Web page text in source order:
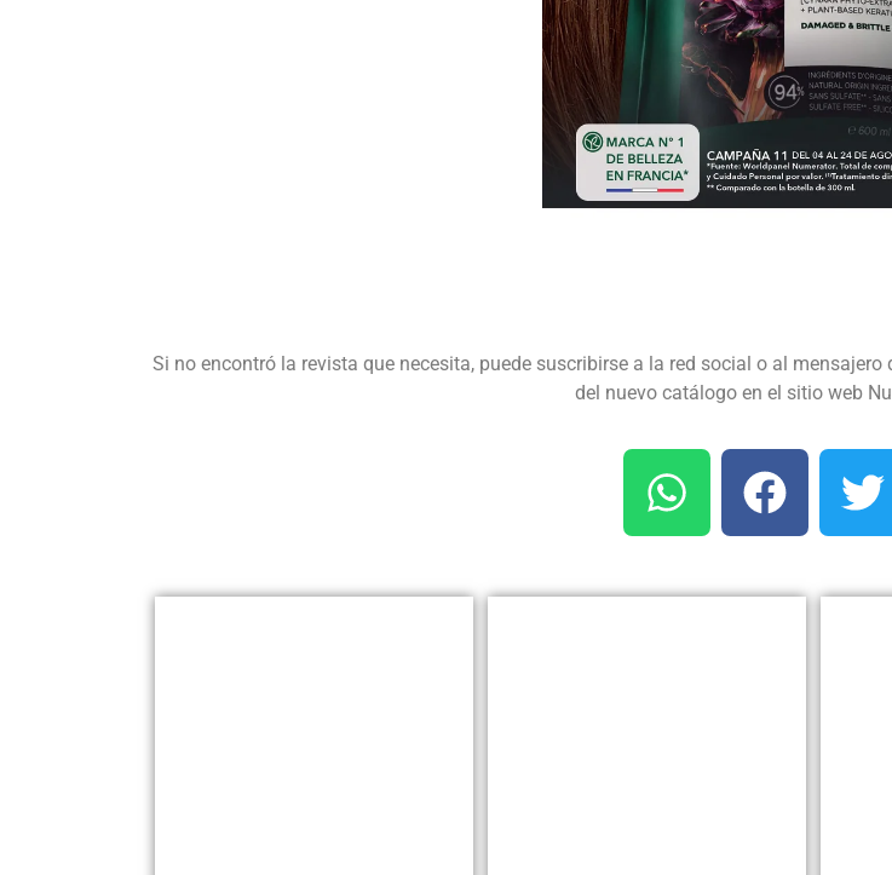
Si no encontró la revista que necesita, puede suscribirse a la red social o al
del nuevo catálogo en el sitio web